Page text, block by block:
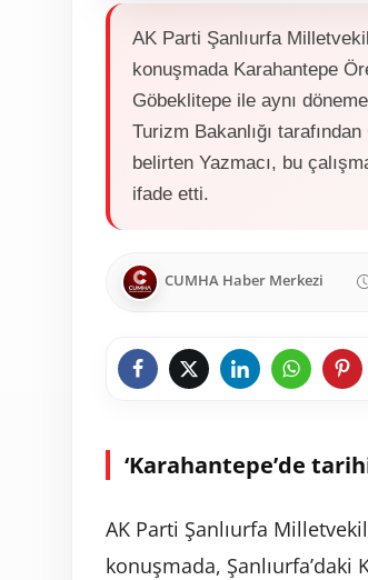
AK Parti Şanlıurfa
konuşmada Karahantepe
Göbeklitepe ile aynı
Turizm Bakanlığı
belirten Yazmacı, bu
ifade etti.
CUMHA Haber Merkezi
‘Karahantepe’de
AK Parti Şanlıurfa
konuşmada, Şanlıurfa’daki